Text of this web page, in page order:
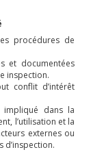
procédures de
et documentées
inspection.
conflit d’intérêt
impliqué dans la
l’utilisation et la
externes ou
d’inspection.